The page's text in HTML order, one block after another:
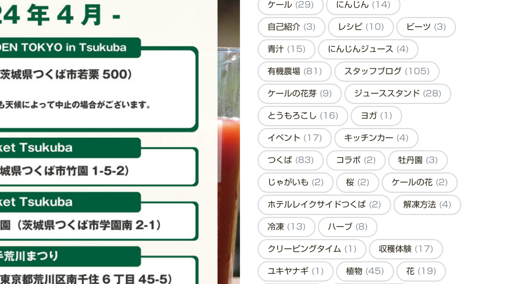
ケール (29) にんじん (14)
自己紹介 (3) レシピ (10) ビーツ (3)
青汁 (15) にんじんジュース (4)
有機農場 (81) スタッフブログ (105)
ケールの花芽 (9) ジューススタンド (28)
とうもろこし (16) ヨガ (1)
イベント (17) キッチンカー (4)
つくば (83) コラボ (2) 牡丹園 (3)
じゃがいも (2) 桜 (2) ケールの花 (2)
ホテルレイクサイドつくば (2) 解凍方法 (4)
冷凍 (13) ハーブ (8)
クリーピングタイム (1) 収穫体験 (17)
ユキヤナギ (1) 植物 (45) 花 (19)